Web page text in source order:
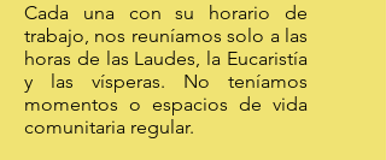
Cada una con su horario de
trabajo, nos reuníamos solo a las
horas de las Laudes, la Eucaristía
y las vísperas. No teníamos
momentos o espacios de vida
comunitaria regular.